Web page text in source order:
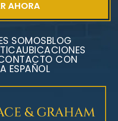
SOMOSBLOG
UBICACIONES
CON
ESPAÑOL